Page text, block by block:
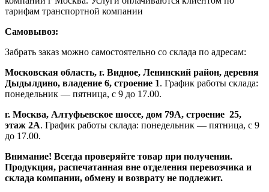
тарифам транспортной компании
Самовывоз:
Забрать заказ можно самостоятельно со склада по адресам:
Московская область, г. Видное, Ленинский район, деревня
Дыдылдино, владение 6, строение 1. График работы склада:
понедельник — пятница, с 9 до 17.00.
г. Москва, Алтуфьевское шоссе, дом 79А, строение 25,
этаж 2А. График работы склада: понедельник — пятница, с 9
до 17.00.
Внимание! Всегда проверяйте товар при получении.
Продукция, распечатанная вне отделения перевозчика и
склада компании, обмену и возврату не подлежит.